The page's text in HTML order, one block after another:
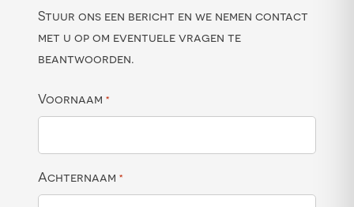
Stuur ons een bericht en we nemen contact
met u op om eventuele vragen te
beantwoorden.
Voornaam *
Achternaam *